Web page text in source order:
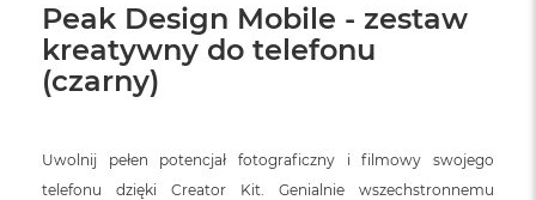
Peak Design Mobile - zestaw
kreatywny do telefonu
(czarny)
Uwolnij pełen potencjał fotograficzny i filmowy swojego
telefonu dzięki Creator Kit. Genialnie wszechstronnemu